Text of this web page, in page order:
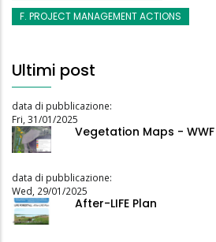
F. PROJECT MANAGEMENT ACTIONS
Ultimi post
data di pubblicazione:
Fri, 31/01/2025
Vegetation Maps -
data di pubblicazione:
Wed, 29/01/2025
After-LIFE Plan